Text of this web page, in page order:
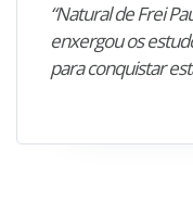
“Natural de Frei
enxergou os
para conquistar